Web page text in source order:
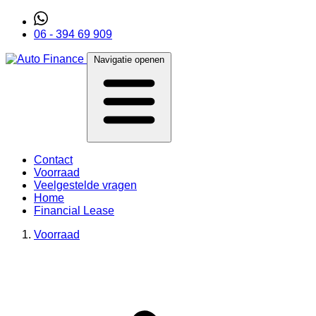
06 - 394 69 909
Navigatie openen
Contact
Voorraad
Veelgestelde vragen
Home
Financial Lease
Voorraad